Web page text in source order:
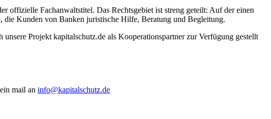
offizielle Fachanwaltstitel. Das Rechtsgebiet ist streng geteilt: Auf der einen
die Kunden von Banken juristische Hilfe, Beratung und Begleitung.
Projekt kapitalschutz.de als Kooperationspartner zur Verfügung gestellt
mail an info@kapitalschutz.de